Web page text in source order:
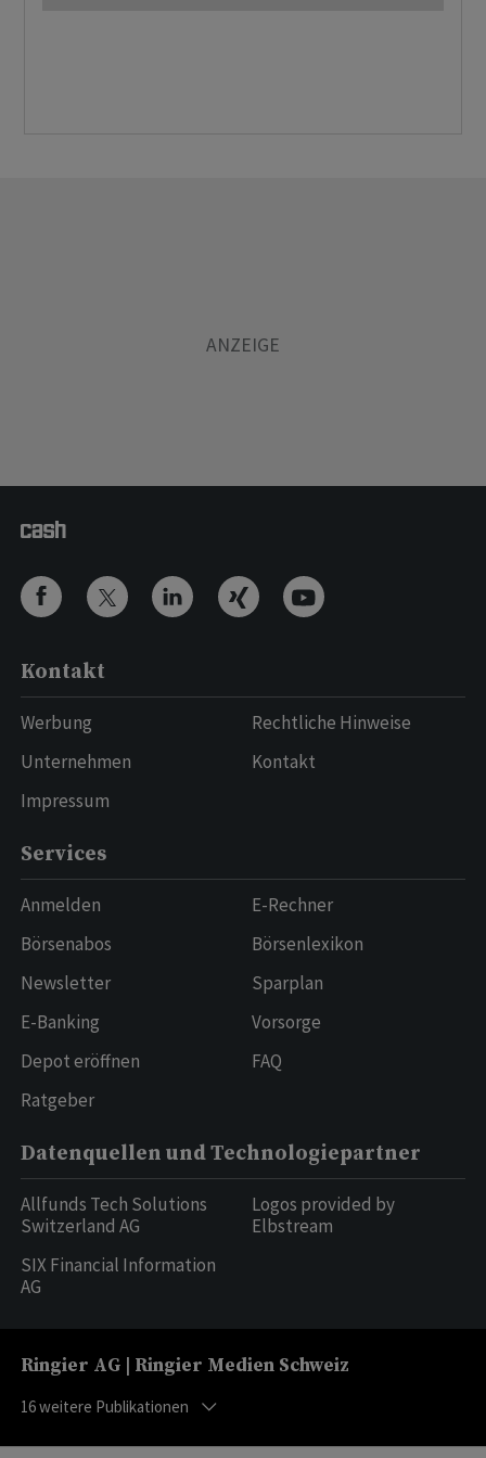
Kontakt
Werbung
Unternehmen
Impressum
Rechtliche Hinweise
Kontakt
Services
Anmelden
Börsenabos
Newsletter
E-Banking
Depot eröffnen
Ratgeber
E-Rechner
Börsenlexikon
Sparplan
Vorsorge
FAQ
Datenquellen und Technologiepartner
Allfunds Tech Solutions
Switzerland AG
SIX Financial Information
AG
Logos provided by
Elbstream
Ringier AG | Ringier Medien Schweiz
16weitere Publikationen